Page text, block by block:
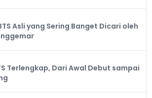
Asli yang Sering Banget Dicari oleh
Terlengkap, Dari Awal Debut sampai